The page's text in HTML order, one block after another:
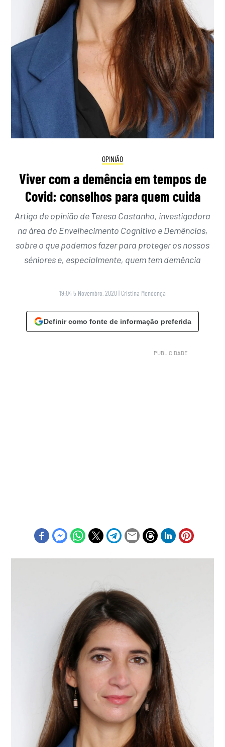
OPINIÃO
Viver com a demência em tempos de
Covid: conselhos para quem cuida
Artigo de opinião de Teresa Castanho, investigadora
na área do Envelhecimento Cognitivo e Demências,
sobre o que podemos fazer para proteger os nossos
séniores e, especialmente, quem tem demência
19:04 5 Novembro, 2020| Cristina Mendonça
Definir como fonte de informação preferida